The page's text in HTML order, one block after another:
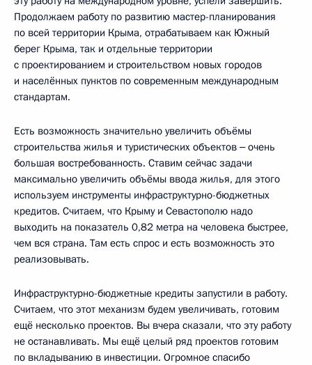
Продолжаем работу по развитию мастер-планирования
по всей территории Крыма, отрабатываем как Южный
берег Крыма, так и отдельные территории
с проектированием и строительством новых городов
и населённых пунктов по современным международным
стандартам.
Есть возможность значительно увеличить объёмы
строительства жилья и туристических объектов ‒ очень
большая востребованность. Ставим сейчас задачи
максимально увеличить объёмы ввода жилья, для этого
используем инструменты инфраструктурно-бюджетных
кредитов. Считаем, что Крыму и Севастополю надо
выходить на показатель 0,82 метра на человека быстрее,
чем вся страна. Там есть спрос и есть возможность это
реализовывать.
Инфраструктурно-бюджетные кредиты запустили в работу.
Считаем, что этот механизм будем увеличивать, готовим
ещё несколько проектов. Вы вчера сказали, что эту работу
не останавливать. Мы ещё целый ряд проектов готовим
по вкладыванию в инвестиции. Огромное спасибо